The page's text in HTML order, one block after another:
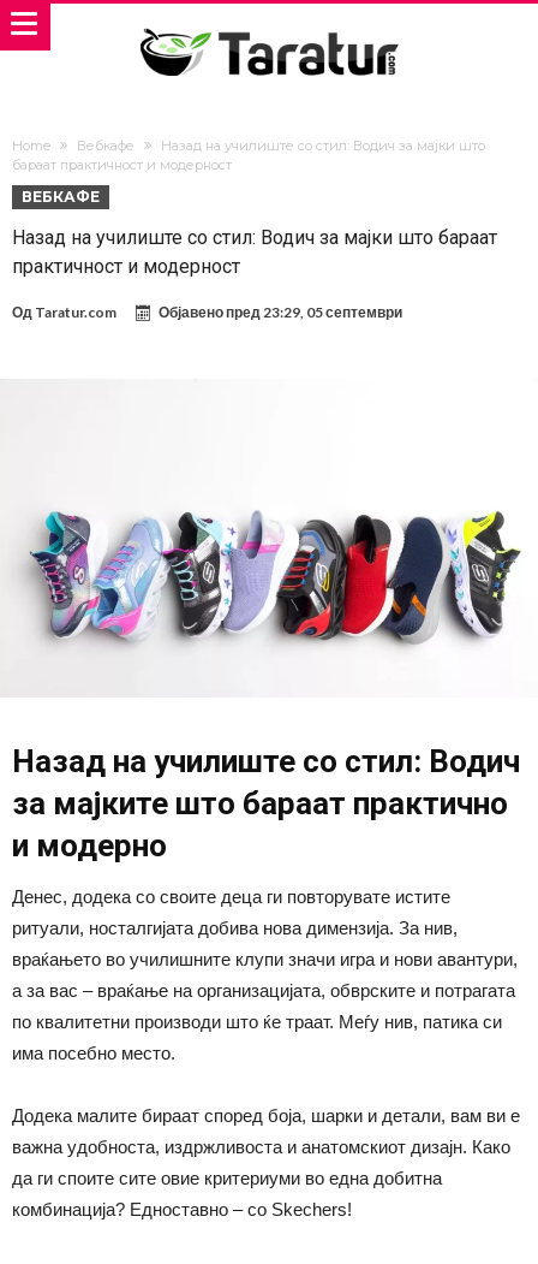
Home Вебкафе
Назад на училиште со стил: Водич за мајки што
бараат практичност и модерност
ВЕБКАФЕ
Назад на училиште со стил: Водич за мајки што бараат
практичност и модерност
Од Taratur.com Објавено пред23:29, 05 септември
Назад на училиште со стил: Водич
за мајките што бараат практично
и модерно
Денес, додека со своите деца ги повторувате истите
ритуали, носталгијата добива нова димензија. За нив,
враќањето во училишните клупи значи игра и нови авантури,
а за вас – враќање на организацијата, обврските и потрагата
по квалитетни производи што ќе траат. Меѓу нив, патика си
има посебно место.
Додека малите бираат според боја, шарки и детали, вам ви е
важна удобноста, издржливоста и анатомскиот дизајн. Како
да ги споите сите овие критериуми во една добитна
комбинација? Едноставно – со Skechers!